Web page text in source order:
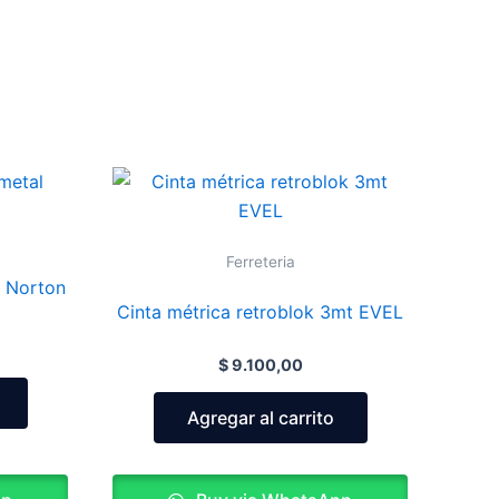
Norton
Ferreteria
Cinta métrica retroblok 3mt EVEL
$9.100,00
Agregar al carrito